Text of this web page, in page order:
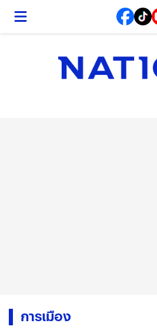
การเมือง